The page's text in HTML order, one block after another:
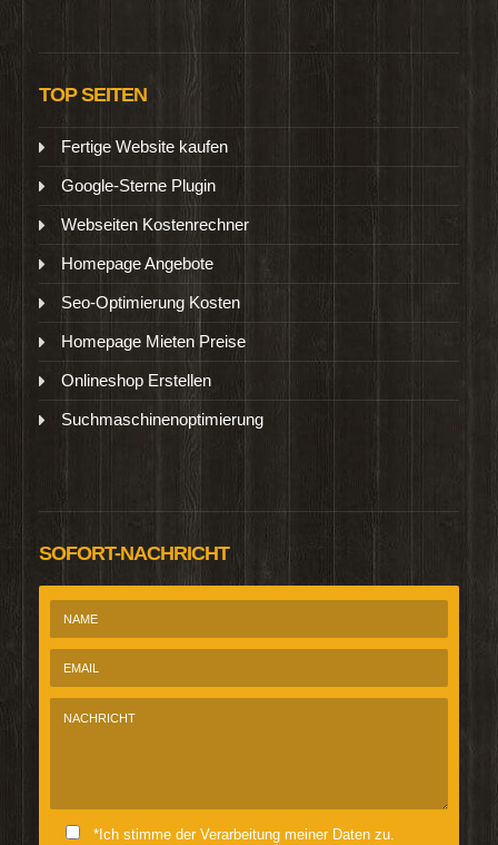
TOP SEITEN
Fertige Website kaufen
Google-Sterne Plugin
Webseiten Kostenrechner
Homepage Angebote
Seo-Optimierung Kosten
Homepage Mieten Preise
Onlineshop Erstellen
Suchmaschinenoptimierung
SOFORT-NACHRICHT
*Ich stimme der Verarbeitung meiner Daten zu.